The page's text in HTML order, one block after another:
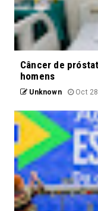
Câncer de
homens
Unknown Oct